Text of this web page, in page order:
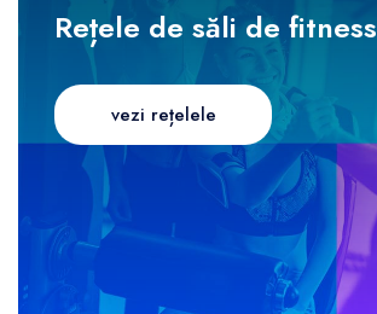
Rețele de săli de fitness
vezi rețelele